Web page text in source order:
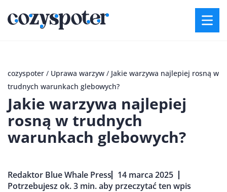
cozyspoter / Uprawa warzyw / Jakie warzywa najlepiej rosną w
trudnych warunkach glebowych?
Jakie warzywa najlepiej
rosną w trudnych
warunkach glebowych?
Redaktor Blue Whale Press
14 marca 2025
Potrzebujesz ok. 3 min. aby przeczytać ten wpis